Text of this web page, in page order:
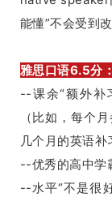
能懂”不会受到
雅思口语6.5分：
--课余“额外补
（比如，每个
几个月的英语
--优秀的高中学
--水平“不是很